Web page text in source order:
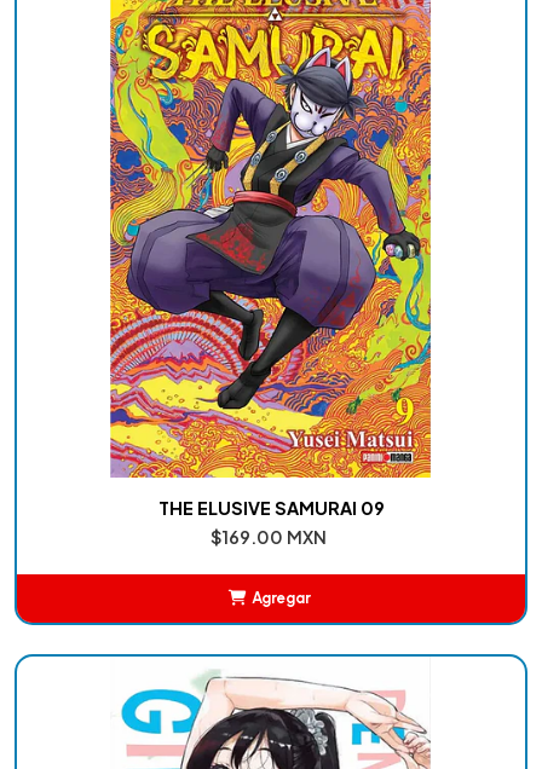
THE ELUSIVE SAMURAI 09
$169.00 MXN
Agregar